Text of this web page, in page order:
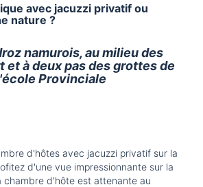
avec jacuzzi privatif ou
nature ?
namurois, au milieu des
et à deux pas des grottes de
Provinciale
d'hôtes avec jacuzzi privatif sur la
d'une vue impressionnante sur la
chambre d'hôte est attenante au